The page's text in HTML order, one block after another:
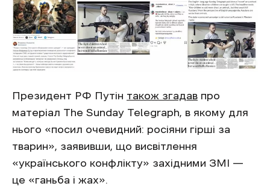
Президент РФ Путін також згадав про
матеріал The Sunday Telegraph, в якому для
нього «посил очевидний: росіяни гірші за
тварин», заявивши, що висвітлення
«українського конфлікту» західними ЗМІ —
це «ганьба і жах».